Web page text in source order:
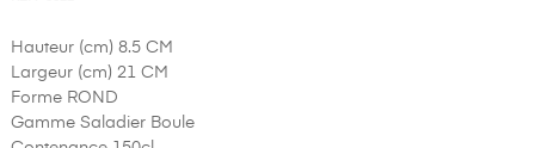
Hauteur (cm) 8.5 CM
Largeur (cm) 21 CM
Forme ROND
Gamme Saladier Boule